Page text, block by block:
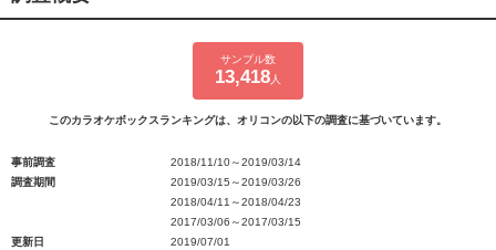
サンプル数
13,418 人
このカラオケボックスランキングは、オリコンの以下の調査に基づいています。
事前調査
2018/11/10～2019/03/14
調査期間
2019/03/15～2019/03/26
2018/04/11～2018/04/23
2017/03/06～2017/03/15
更新日
2019/07/01